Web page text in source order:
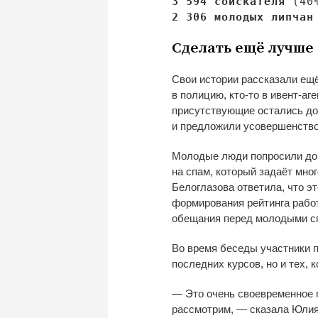
2
306 молодых липчан
Сделать ещё лучше
Свои истории рассказали
в полицию, кто-то в ивент-
присутствующие остались
и предложили
Молодые люди попросили
на спам, который задаёт
Белоглазова ответила, что
формирования рейтинга
обещания перед молодыми
Во время беседы участники
последних курсов, но и тех,
— Это очень
рассмотрим, — сказала